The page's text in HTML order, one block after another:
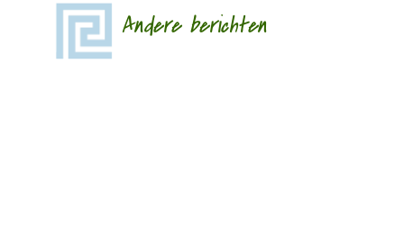
Andere berichten